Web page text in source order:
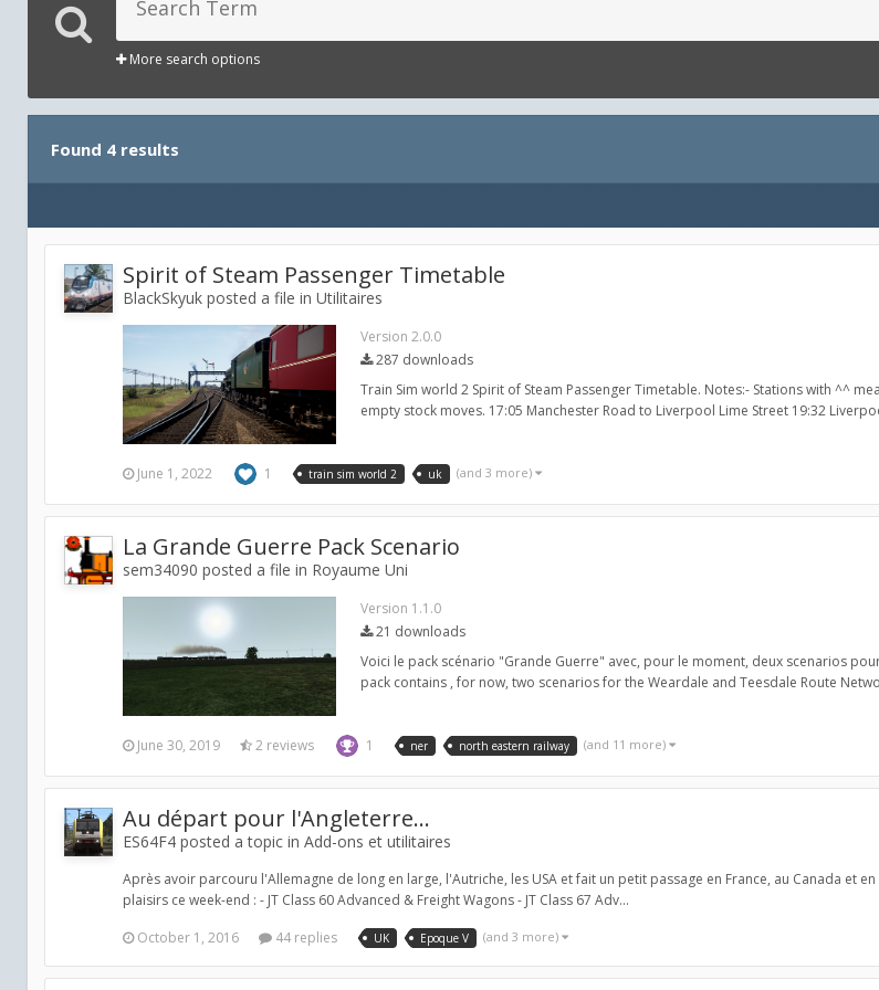
More search options
Found 4 results
Spirit of Steam Passenger Timetable
BlackSkyuk posted a file in Utilitaires
Version 2.0.0
287 downloads
Train Sim world 2 Spirit of Steam Passenger Timetable. Notes:- Stations with ^^
empty stock moves. 17:05 Manchester Road to Liverpool Lime Street 19:32
June 1, 2022 1 train sim world 2 uk (and 3 more)
La Grande Guerre Pack Scenario
sem34090 posted a file in Royaume Uni
Version 1.1.0
21 downloads
Voici le pack scénario "Grande Guerre" avec, pour le moment, deux scenarios
pack contains , for now, two scenarios for the Weardale and Teesdale Route
June 30, 2019 2 reviews 1 ner north eastern railway (and 11 more)
Au départ pour l'Angleterre...
ES64F4 posted a topic in Add-ons et utilitaires
Après avoir parcouru l'Allemagne de long en large, l'Autriche, les USA et fait un petit passage en France, au Canada et
plaisirs ce week-end : - JT Class 60 Advanced & Freight Wagons - JT Class 67 Adv...
October 1, 2016
44 replies UK Epoque V (and 3 more)